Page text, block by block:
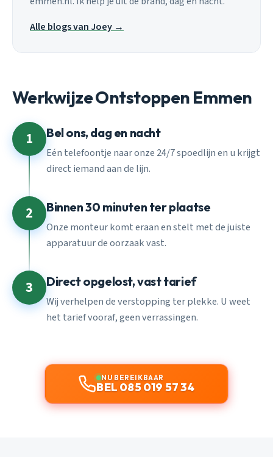
Alle blogs van Joey →
Werkwijze Ontstoppen Emmen
1 Bel ons, dag en nacht
Eén telefoontje naar onze 24/7 spoedlijn en u krijgt
direct iemand aan de lijn.
2 Binnen 30 minuten ter plaatse
Onze monteur komt eraan en stelt met de juiste
apparatuur de oorzaak vast.
3 Direct opgelost, vast tarief
Wij verhelpen de verstopping ter plekke. U weet
het tarief vooraf, geen verrassingen.
NU BEREIKBAAR
BEL 085 019 57 34